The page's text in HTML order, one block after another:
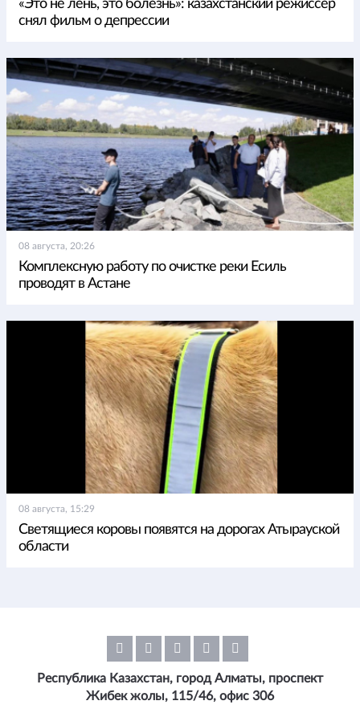
«Это не лень, это болезнь»: казахстанский режиссер
снял фильм о депрессии
08 августа, 20:26
Комплексную работу по очистке реки Есиль
проводят в Астане
08 августа, 15:29
Светящиеся коровы появятся на дорогах Атырауской
области
Республика Казахстан, город Алматы, проспект
Жибек жолы, 115/46, офис 306